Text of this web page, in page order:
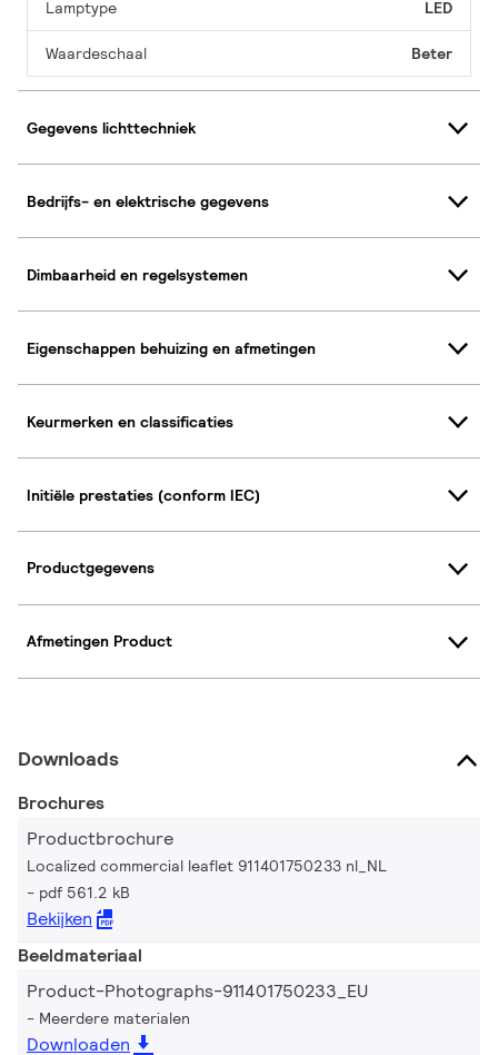
Lamptype LED
Waardeschaal Beter
Gegevens lichttechniek
Bedrijfs- en elektrische gegevens
Dimbaarheid en regelsystemen
Eigenschappen behuizing en afmetingen
Keurmerken en classificaties
Initiële prestaties (conform IEC)
Productgegevens
Afmetingen Product
Downloads
Brochures
Productbrochure
Localized commercial leaflet 911401750233 nl_NL
pdf 561.2 kB
Bekijken
Beeldmateriaal
Product-Photographs-911401750233_EU
Meerdere materialen
Downloaden